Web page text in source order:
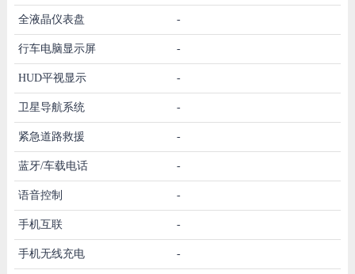
全液晶仪表盘 -
行车电脑显示屏 -
HUD平视显示 -
卫星导航系统 -
紧急道路救援 -
蓝牙/车载电话 -
语音控制 -
手机互联 -
手机无线充电 -